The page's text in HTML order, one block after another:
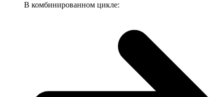
В комбинированном цикле: